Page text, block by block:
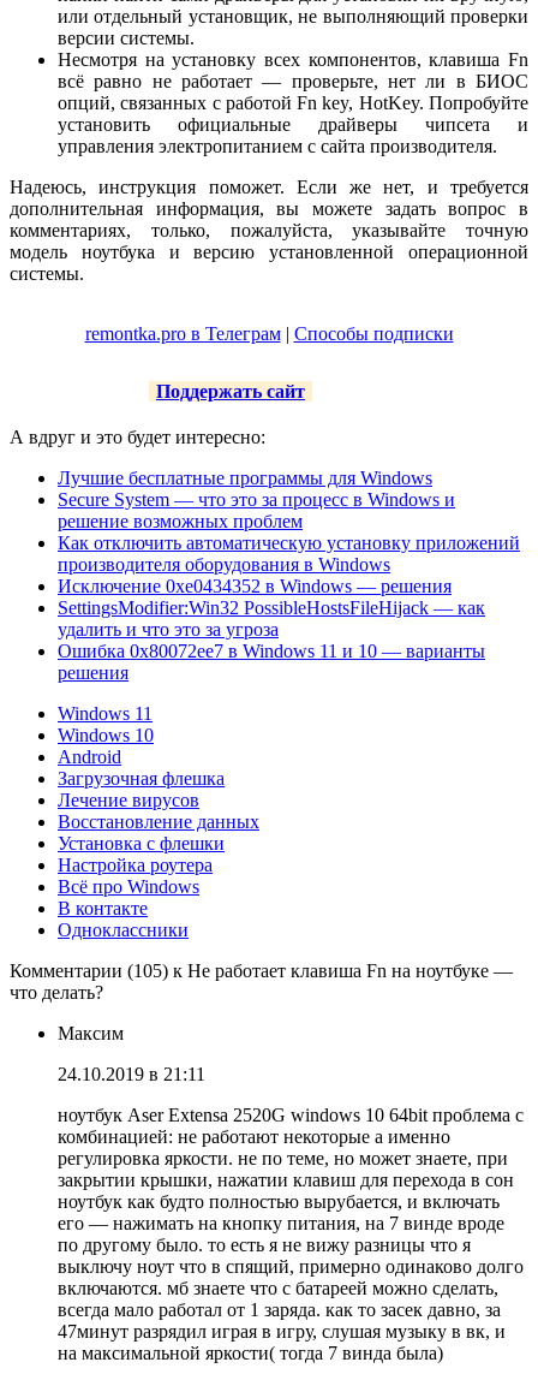
или отдельный установщик, не выполняющий проверки
версии системы.
Несмотря на установку всех компонентов, клавиша Fn
всё равно не работает — проверьте, нет ли в БИОС
опций, связанных с работой Fn key, HotKey. Попробуйте
установить официальные драйверы чипсета и
управления электропитанием с сайта производителя.
Надеюсь, инструкция поможет. Если же нет, и требуется
дополнительная информация, вы можете задать вопрос в
комментариях, только, пожалуйста, указывайте точную
модель ноутбука и версию установленной операционной
системы.
remontka.pro в Телеграм| Способы подписки
Поддержать сайт
А вдруг и это будет интересно:
Лучшие бесплатные программы для Windows
Secure System — что это за процесс в Windows и
решение возможных проблем
Как отключить автоматическую установку приложений
производителя оборудования в Windows
Исключение 0xe0434352 в Windows — решения
SettingsModifier:Win32 PossibleHostsFileHijack — как
удалить и что это за угроза
Ошибка 0x80072ee7 в Windows 11 и 10 — варианты
решения
Windows 11
Windows 10
Android
Загрузочная флешка
Лечение вирусов
Восстановление данных
Установка с флешки
Настройка роутера
Всё про Windows
В контакте
Одноклассники
Комментарии (105) к Не работает клавиша Fn на ноутбуке —
что делать?
Максим
24.10.2019 в 21:11
ноутбук Aser Extensa 2520G windows 10 64bit проблема с
комбинацией: не работают некоторые а именно
регулировка яркости. не по теме, но может знаете, при
закрытии крышки, нажатии клавиш для перехода в сон
ноутбук как будто полностью вырубается, и включать
его — нажимать на кнопку питания, на 7 винде вроде
по другому было. то есть я не вижу разницы что я
выключу ноут что в спящий, примерно одинаково долго
включаются. мб знаете что с батареей можно сделать,
всегда мало работал от 1 заряда. как то засек давно, за
47минут разрядил играя в игру, слушая музыку в вк, и
на максимальной яркости( тогда 7 винда была)